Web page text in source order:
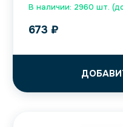
В наличии: 2960 шт.
673 ₽